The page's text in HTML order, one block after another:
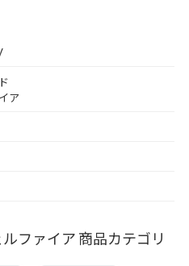
ア
ファイア 商品カテゴリ